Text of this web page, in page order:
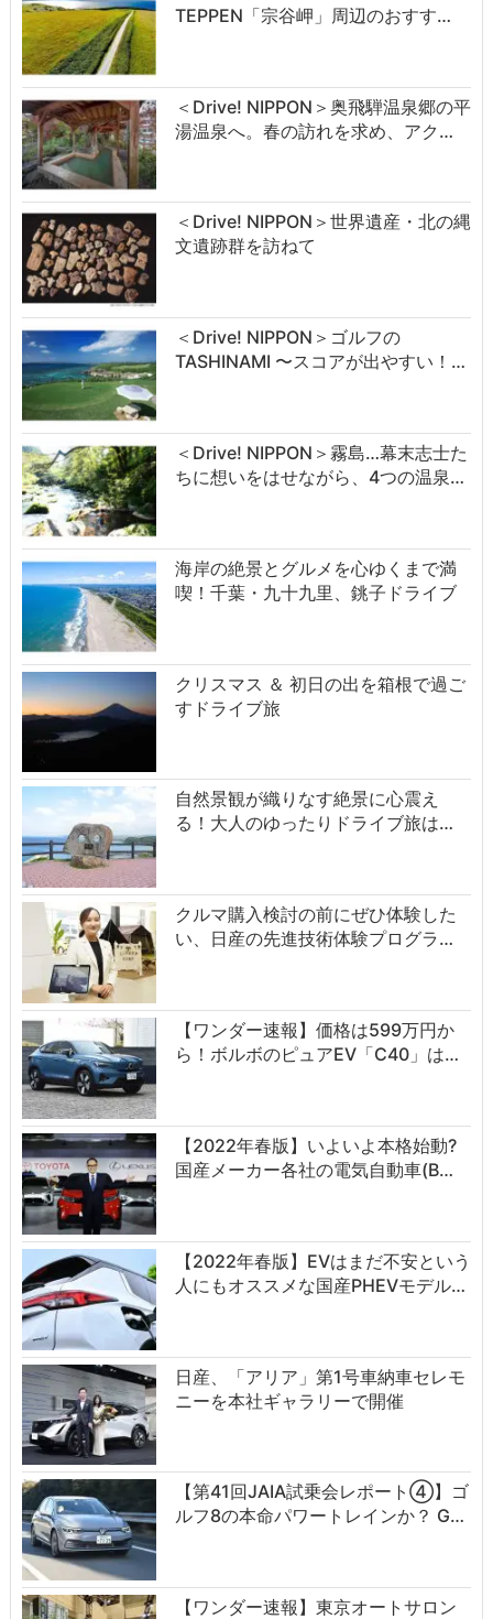
TEPPEN「宗谷岬」周辺のおすす…
＜Drive! NIPPON＞奥飛騨温泉郷の平
湯温泉へ。春の訪れを求め、アク…
＜Drive! NIPPON＞世界遺産・北の縄
文遺跡群を訪ねて
＜Drive! NIPPON＞ゴルフの
TASHINAMI 〜スコアが出やすい！…
＜Drive! NIPPON＞霧島…幕末志士た
ちに想いをはせながら、4つの温泉…
海岸の絶景とグルメを心ゆくまで満
喫！千葉・九十九里、銚子ドライブ
クリスマス ＆ 初日の出を箱根で過ご
すドライブ旅
自然景観が織りなす絶景に心震え
る！大人のゆったりドライブ旅は…
クルマ購入検討の前にぜひ体験した
い、日産の先進技術体験プログラ…
【ワンダー速報】価格は599万円か
ら！ボルボのピュアEV「C40」は…
【2022年春版】いよいよ本格始動?
国産メーカー各社の電気自動車(B…
【2022年春版】EVはまだ不安という
人にもオススメな国産PHEVモデル…
日産、「アリア」第1号車納車セレモ
ニーを本社ギャラリーで開催
【第41回JAIA試乗会レポート④】ゴ
ルフ8の本命パワートレインか？ G…
【ワンダー速報】東京オートサロン